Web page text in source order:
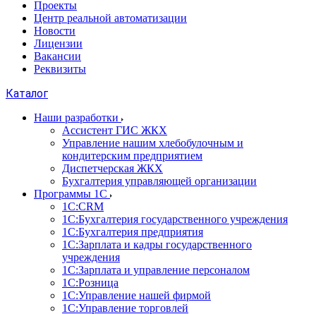
Проекты
Центр реальной автоматизации
Новости
Лицензии
Вакансии
Реквизиты
Каталог
Наши разработки
Ассистент ГИС ЖКХ
Управление нашим хлебобулочным и
кондитерским предприятием
Диспетчерская ЖКХ
Бухгалтерия управляющей организации
Программы 1С
1С:CRM
1С:Бухгалтерия государственного учреждения
1С:Бухгалтерия предприятия
1С:Зарплата и кадры государственного
учреждения
1С:Зарплата и управление персоналом
1С:Розница
1С:Управление нашей фирмой
1С:Управление торговлей